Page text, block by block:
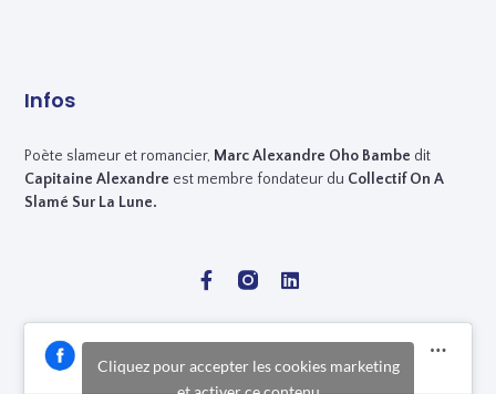
Infos
Poète slameur et romancier, Marc Alexandre Oho Bambe dit
Capitaine Alexandre est membre fondateur du Collectif On A
Slamé Sur La Lune.
Cliquez pour accepter les cookies marketing